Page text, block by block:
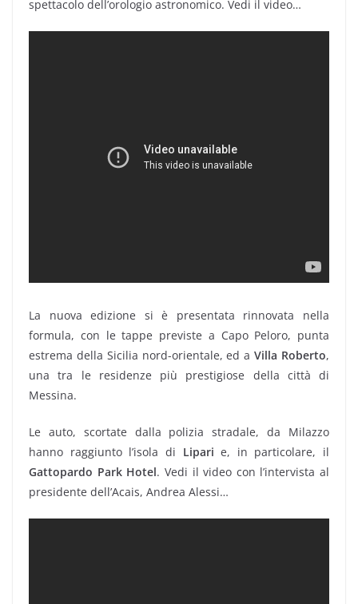
spettacolo dell’orologio astronomico. Vedi il video…
La nuova edizione si è presentata rinnovata nella
formula, con le tappe previste a Capo Peloro, punta
estrema della Sicilia nord-orientale, ed aVilla Roberto,
una tra le residenze più prestigiose della città di
Messina.
Le auto, scortate dalla polizia stradale, da Milazzo
hanno raggiunto l’isola di Lipari e, in particolare, il
Gattopardo Park Hotel. Vedi il video con l’intervista al
presidente dell’Acais, Andrea Alessi…